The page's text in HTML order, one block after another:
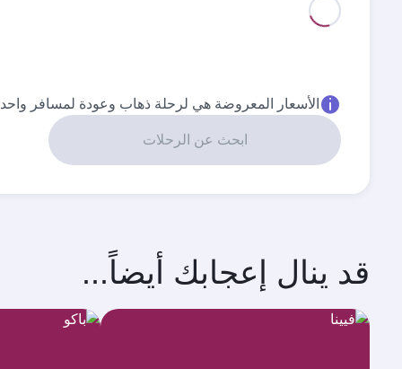
أفضل سعر
الأسعار المعروضة هي لرحلة ذهاب وعودة لمسافر
ابحث عن الرحلات
قد ينال إعجابك أيضاً...